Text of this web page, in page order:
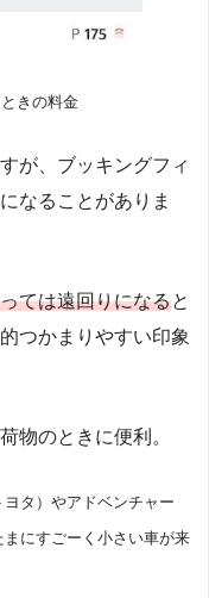
きの料金
が、ブッキングフィ
なることがありま
ては遠回りになると
つかまりやすい印象
物のときに便利。
タ）やアドベンチャー
まにすごーく小さい車が来